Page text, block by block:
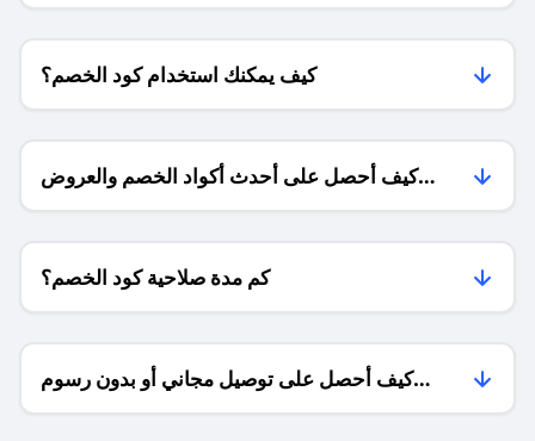
كيف يمكنك استخدام كود الخصم؟
كيف أحصل على أحدث أكواد الخصم والعروض
للمتاجر؟
كم مدة صلاحية كود الخصم؟
كيف أحصل على توصيل مجاني أو بدون رسوم
الشحن ؟